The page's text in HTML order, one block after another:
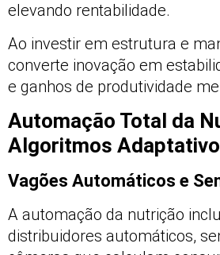
elevando rentabilidade.
Ao investir em estrutura e
converte inovação em
e ganhos de produtividade
Automação Total da
Algoritmos
Vagões Automáticos e
A automação da nutrição
distribuidores automáticos,